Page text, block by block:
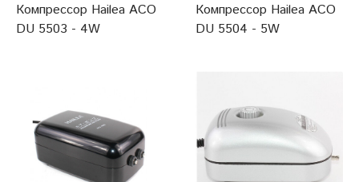
Компрессор Hailea ACO
DU 5503 - 4W
Компрессор Hailea ACO
DU 5504 - 5W